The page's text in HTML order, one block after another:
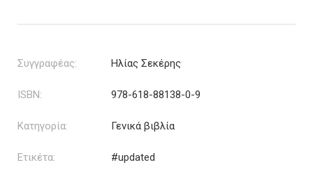
Συγγραφέας: Ηλίας Σεκέρης
ISBN: 978-618-88138-0-9
Κατηγορία: Γενικά βιβλία
Ετικέτα: #updated